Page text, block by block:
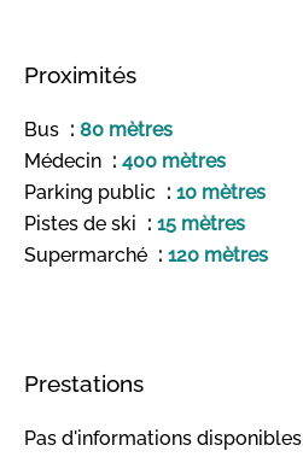
Proximités
Bus
80 mètres
Médecin
400 mètres
Parking public
10 mètres
Pistes de ski
15 mètres
Supermarché
120 mètres
Prestations
Pas d'informations disponibles